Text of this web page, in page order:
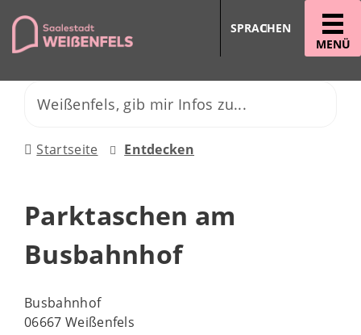
MENÜ
SPRACHEN
Startseite Entdecken
Parktaschen am
Busbahnhof
Busbahnhof
06667 Weißenfels